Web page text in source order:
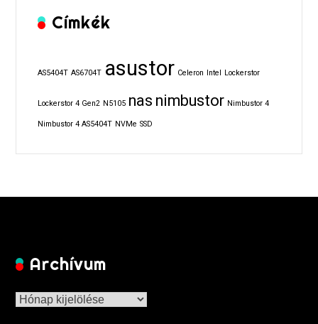
Címkék
AS5404T AS6704T asustor Celeron Intel Lockerstor
Lockerstor 4 Gen2 N5105 nas nimbustor Nimbustor 4
Nimbustor 4 AS5404T NVMe SSD
Archívum
Archívum